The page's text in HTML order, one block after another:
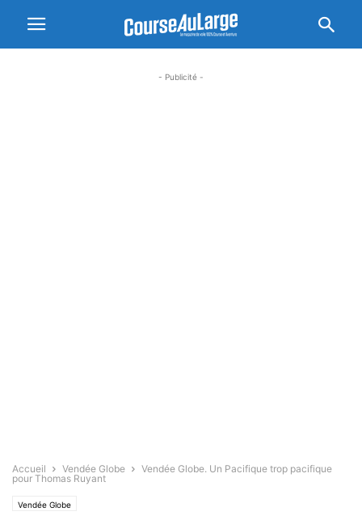
- Publicité -
Accueil Vendée Globe
Vendée Globe. Un Pacifique trop pacifique
pour Thomas Ruyant
Vendée Globe